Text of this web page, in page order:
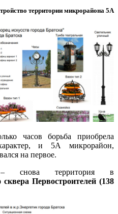
территории микрорайона 5А
часов борьба приобрела
и 5А микрорайон,
на первое.
– снова территория в
сквера Первостроителей (138